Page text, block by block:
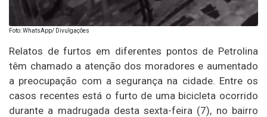
Foto: WhatsApp/ Divulgações
Relatos de furtos em diferentes pontos de Petrolina
têm chamado a atenção dos moradores e aumentado
a preocupação com a segurança na cidade. Entre os
casos recentes está o furto de uma bicicleta ocorrido
durante a madrugada desta sexta-feira (7), no bairro